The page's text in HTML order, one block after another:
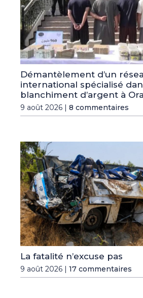
Démantèlement d’un
international spécialisé
blanchiment d’argent à
9 août 2026 | 8 commentaires
La fatalité n’excuse pas
9 août 2026 | 17 commentaires